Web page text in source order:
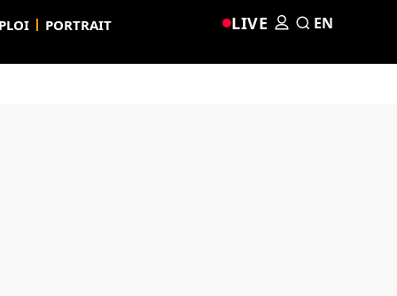
PORTRAIT LIVE EN